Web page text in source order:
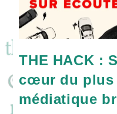
THE HACK :
cœur du plus
médiatique